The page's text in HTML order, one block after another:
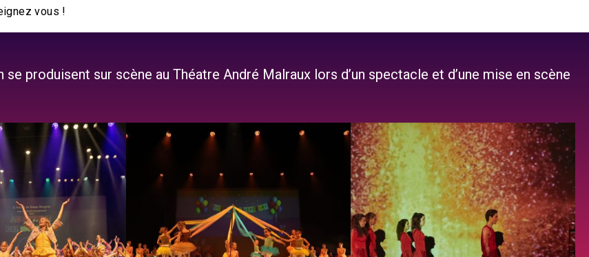
vous !
produisent sur scène au Théatre André Malraux lors d’un spectacle et d’une mise en scène